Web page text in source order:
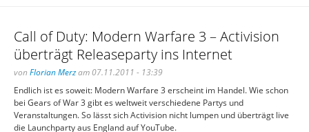
Call of Duty: Modern Warfare 3 – Activision
überträgt Releaseparty ins Internet
von Florian Merzam 07.11.2011 - 13:39
Endlich ist es soweit: Modern Warfare 3 erscheint im Handel. Wie schon
bei Gears of War 3 gibt es weltweit verschiedene Partys und
Veranstaltungen. So lässt sich Activision nicht lumpen und überträgt live
die Launchparty aus England auf YouTube.